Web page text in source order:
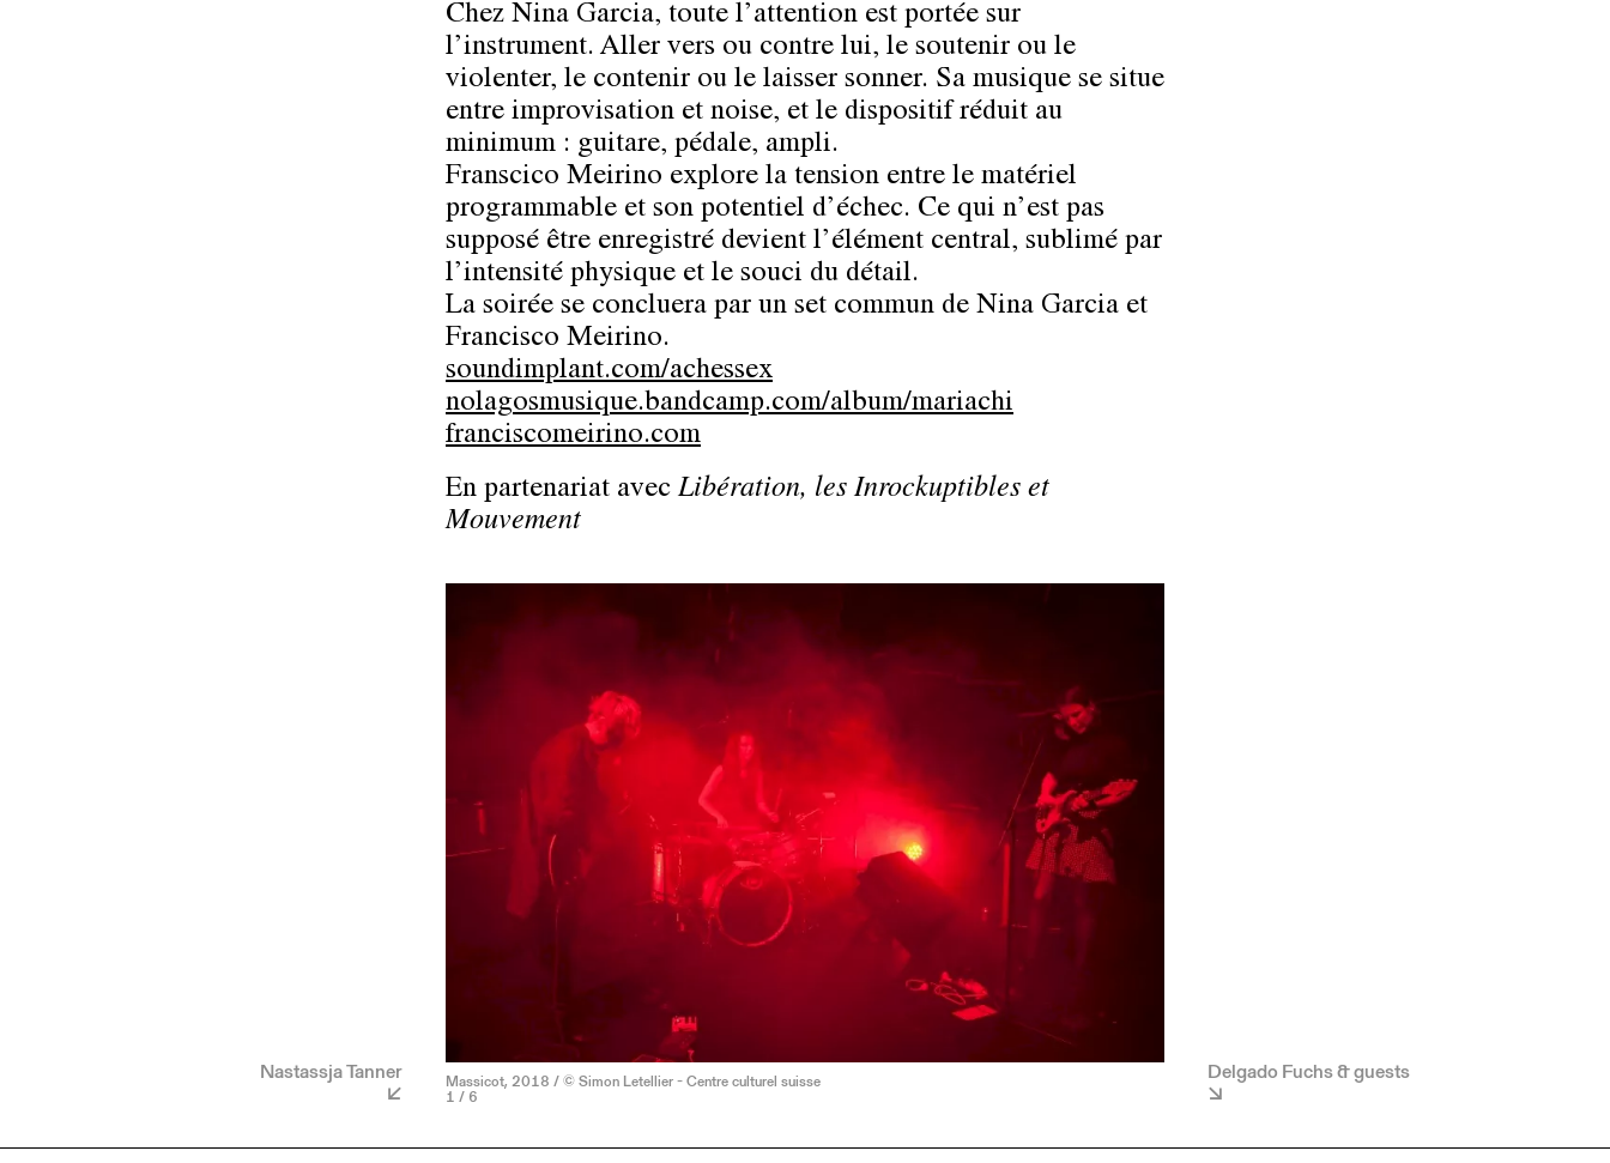
Nastassja Tanner
Chez Nina Garcia, toute l’attention est portée sur
l’instrument. Aller vers ou contre lui, le soutenir ou le
violenter, le contenir ou le laisser sonner. Sa musique se situe
entre improvisation et noise, et le dispositif réduit au
minimum : guitare, pédale, ampli.
Franscico Meirino explore la tension entre le matériel
programmable et son potentiel d’échec. Ce qui n’est pas
supposé être enregistré devient l’élément central, sublimé par
l’intensité physique et le souci du détail.
La soirée se concluera par un set commun de Nina Garcia et
Francisco Meirino.
soundimplant.com/achessex
nolagosmusique.bandcamp.com/album/mariachi
franciscomeirino.com
En partenariat avec Libération, les Inrockuptibles et
Mouvement
Massicot, 2018 / © Simon Letellier - Centre culturel suisse
1 / 6
Delgado Fuchs & guests